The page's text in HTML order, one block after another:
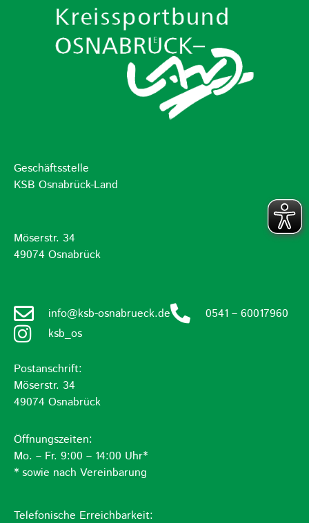
Geschäftsstelle
KSB Osnabrück-Land
Möserstr. 34
49074 Osnabrück
info@ksb-osnabrueck.de
0541 – 60017960
ksb_os
Postanschrift:
Möserstr. 34
49074 Osnabrück
Öffnungszeiten:
Mo. – Fr. 9:00 – 14:00 Uhr*
* sowie nach Vereinbarung
Telefonische Erreichbarkeit: